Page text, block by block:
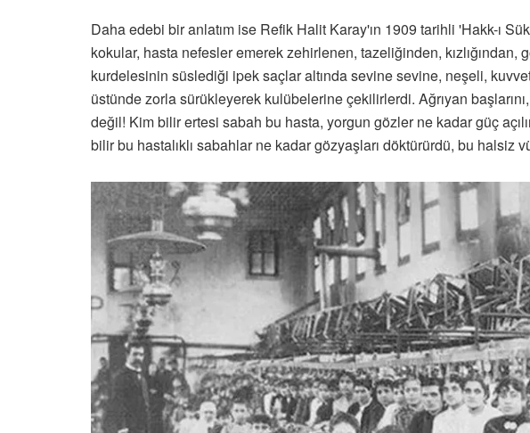
Daha edebi bir anlatım ise Refik Halit Karay'ın 1909 tarihli 'Hakk-ı
kokular, hasta nefesler emerek zehirlenen, tazeliğinden, kızlığından,
kurdelesinin süslediği ipek saçlar altında sevine sevine, neşeli,
üstünde zorla sürükleyerek kulübelerine çekilirlerdi. Ağrıyan
değil! Kim bilir ertesi sabah bu hasta, yorgun gözler ne kadar güç
bilir bu hastalıklı sabahlar ne kadar gözyaşları döktürürdü, bu halsiz